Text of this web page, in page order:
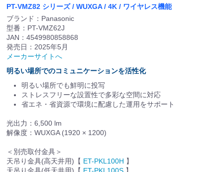
PT-VMZ82 シリーズ / WUXGA / 4K / ワイヤレス機能
ブランド：Panasonic
型番：PT-VMZ62J
JAN：4549980858868
発売日：2025年5月
メーカーサイトへ
明るい場所でのコミュニケーションを活性化
明るい場所でも鮮明に投写
ストレスフリーな設置性で多彩な空間に対応
省エネ・省資源で環境に配慮した運用をサポート
光出力：6,500 lm
解像度：WUXGA (1920 × 1200)
＜別売取付金具＞
天吊り金具(高天井用)【 ET-PKL100H 】
天吊り金具(低天井用)【 ET-PKL100S 】